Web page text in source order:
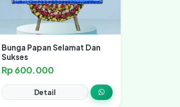
Bunga Papan Selamat Dan
Sukses
Rp 600.000
Detail